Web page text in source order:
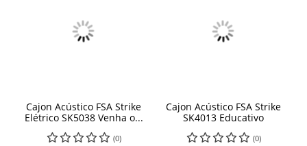
Cajon Acústico FSA Strike
Elétrico SK5038 Venha o...
(0)
Cajon Acústico FSA Strike
SK4013 Educativo
(0)